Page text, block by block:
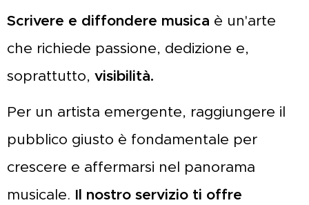
Scrivere e diffondere musica è un'arte
che richiede passione, dedizione e,
soprattutto, visibilità.
Per un artista emergente, raggiungere il
pubblico giusto è fondamentale per
crescere e affermarsi nel panorama
musicale. Il nostro servizio ti offre